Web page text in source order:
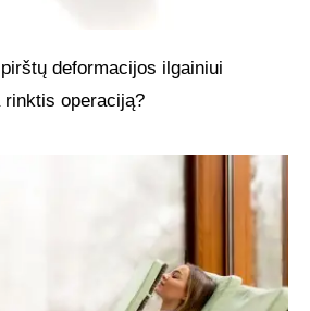
deformacijos ilgainiui
rinktis operaciją?